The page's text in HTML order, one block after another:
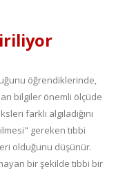
öğrendiklerinde,
bilgiler önemli ölçüde
farklı algıladığını
gereken tıbbi
olduğunu düşünür.
bir şekilde tıbbi bir